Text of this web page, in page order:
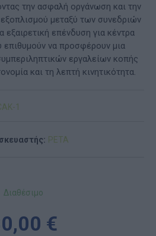
την ασφαλή οργάνωση και την
μεταξύ των συνεδριών
εξαιρετική επένδυση για κέντρα
να προσφέρουν μια
εργαλείων κοπής
και τη λεπτή κινητικότητα.
1
PETA
Διαθέσιμο
€